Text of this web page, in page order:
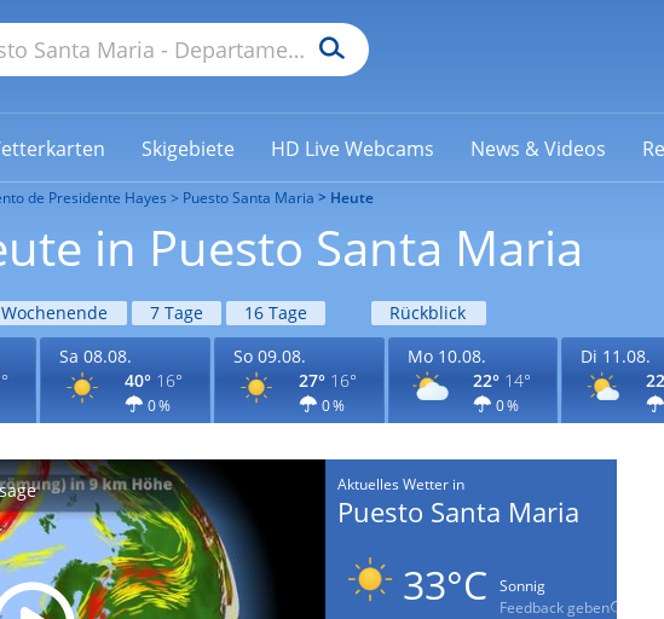
Skigebiete HD Live Webcams News & Videos
de Presidente Hayes Puesto Santa Maria Heute
in Puesto Santa Maria
Wochenende 7 Tage 16 Tage
Rückblick
Sa 08.08.
40° 16°
0 %
So 09.08.
27° 16°
0 %
Mo 10.08.
22° 14°
0 %
Di 11.08.
Aktuelles Wetter in
Puesto Santa Maria
33°C
Sonnig
Feedback geben